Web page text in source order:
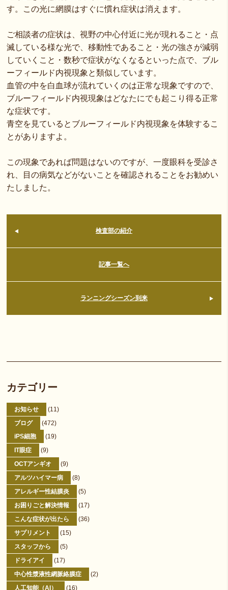
す。この光に網膜はすぐに慣れ症状は消えます。
ご相談者の症状は、視野の中心付近に光が現れること・点
滅している様な光で、移動性であること・光の強さが減弱
していくこと・数秒で症状がなくなるといった点で、ブル
ーフィールド内視現象と類似しています。
血管の中を白血球が流れていくのは正常な現象ですので、
ブルーフィールド内視現象はどなたにでも起こり得る正常
な症状です。
青空を見ているとブルーフィールド内視現象を体験するこ
とがありますよ。
この現象であれば問題はないのですが、一度眼科を受診さ
れ、目の病気などがないことを確認されることをお勧めい
たしました。
検査部の紹介
記事一覧へ
ランニングシーズン到来
カテゴリー
お知らせ
(11)
ブログ
(472)
iPS細胞
(19)
IT眼症
(9)
OCTアンギオ
(9)
アルツハイマー病
(8)
アレルギー性結膜炎
(5)
お困りごと解決情報
(17)
こんな症状が出たら
(36)
サプリメント
(15)
スタッフから
(5)
ドライアイ
(17)
中心性漿液性網脈絡膜症
(2)
人工知能（AI）
(16)